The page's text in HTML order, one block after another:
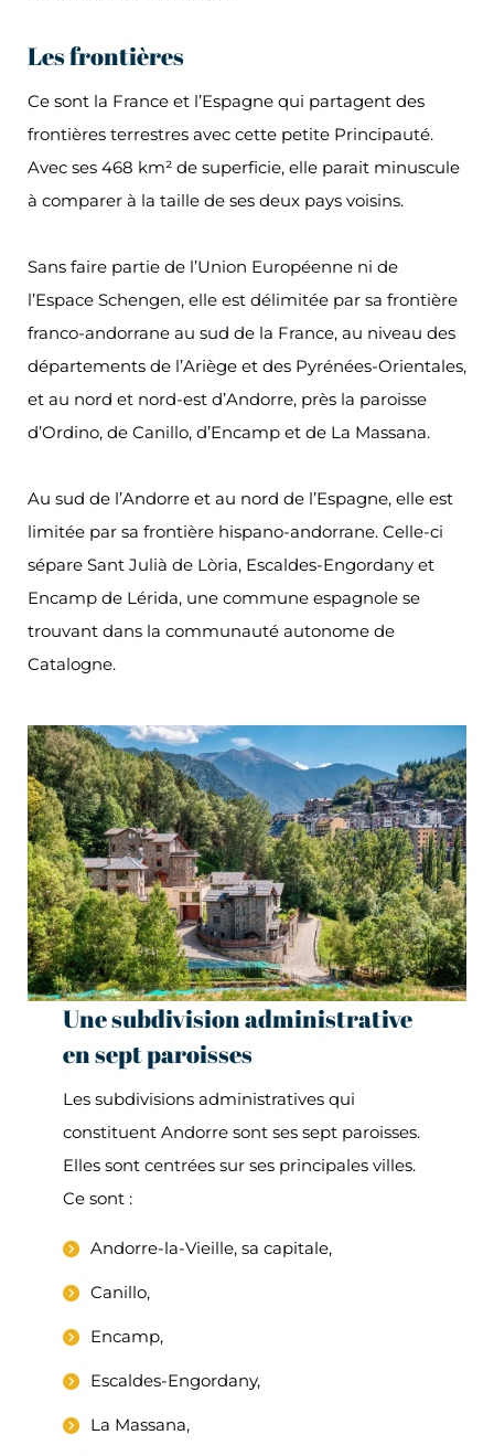
Les frontières
Ce sont la France et l’Espagne qui partagent des
frontières terrestres avec cette petite Principauté.
Avec ses 468 km² de superficie, elle parait minuscule
à comparer à la taille de ses deux pays voisins.
Sans faire partie de l’Union Européenne ni de
l’Espace Schengen, elle est délimitée par sa frontière
franco-andorrane au sud de la France, au niveau des
départements de l’Ariège et des Pyrénées-Orientales,
et au nord et nord-est d’Andorre, près la paroisse
d’Ordino, de Canillo, d’Encamp et de La Massana.
Au sud de l’Andorre et au nord de l’Espagne, elle est
limitée par sa frontière hispano-andorrane. Celle-ci
sépare Sant Julià de Lòria, Escaldes-Engordany et
Encamp de Lérida, une commune espagnole se
trouvant dans la communauté autonome de
Catalogne.
Une subdivision administrative
en sept paroisses
Les subdivisions administratives qui
constituent Andorre sont ses sept paroisses.
Elles sont centrées sur ses principales villes.
Ce sont :
Andorre-la-Vieille, sa capitale,
Canillo,
Encamp,
Escaldes-Engordany,
La Massana,